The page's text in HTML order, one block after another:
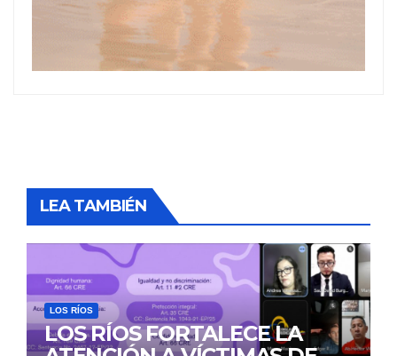
LEA TAMBIÉN
LOS RÍOS
LOS RÍOS FORTALECE LA